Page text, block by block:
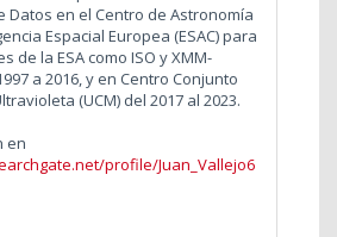
Datos en el Centro de Astronomía
Espacial Europea (ESAC) para
de la ESA como ISO y XMM-
a 2016, y en Centro Conjunto
(UCM) del 2017 al 2023.
en
profile/Juan_Vallejo6